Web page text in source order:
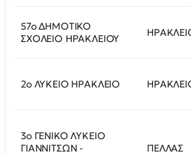
57ο ΔΗΜΟΤΙΚΟ
ΣΧΟΛΕΙΟ ΗΡΑΚΛΕΙΟΥ
2ο ΛΥΚΕΙΟ ΗΡΑΚΛΕΙΟ
3ο ΓΕΝΙΚΟ ΛΥΚΕΙΟ
ΓΙΑΝΝΙΤΣΩΝ -
ΠΕΛΛΑΣ